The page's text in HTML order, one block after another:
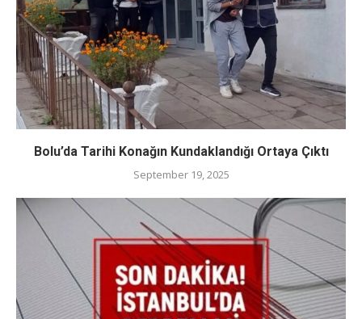
Bolu’da Tarihi Konağın Kundaklandığı Ortaya Çıktı
September 19, 2025